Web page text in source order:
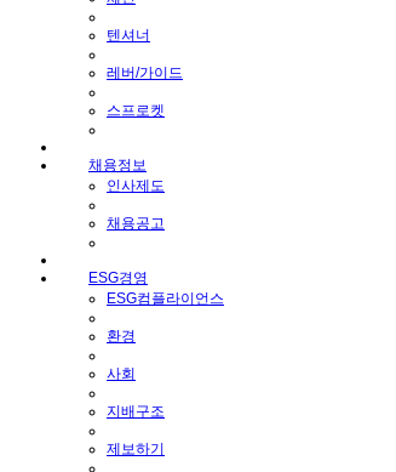
텐셔너
레버/가이드
스프로켓
채용정보
인사제도
채용공고
ESG경영
ESG컴플라이언스
환경
사회
지배구조
제보하기